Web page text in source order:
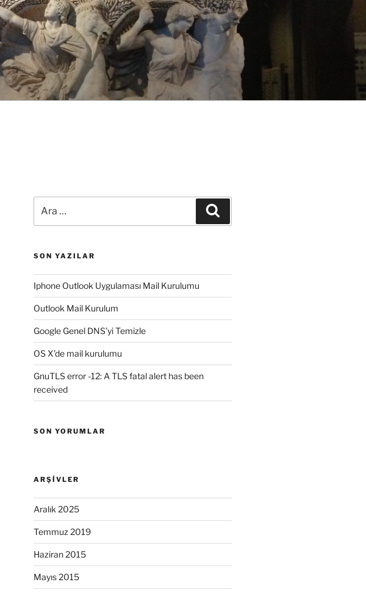
SON YAZILAR
Iphone Outlook Uygulaması Mail Kurulumu
Outlook Mail Kurulum
Google Genel DNS’yi Temizle
OS X’de mail kurulumu
GnuTLS error -12: A TLS fatal alert has been
received
SON YORUMLAR
ARŞIVLER
Aralık 2025
Temmuz 2019
Haziran 2015
Mayıs 2015